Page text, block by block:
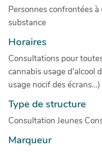
Personnes confrontées
substance
Horaires
Consultations pour
cannabis usage d'alcool
usage nocif des écrans...)
Type de structure
Consultation Jeunes
Marqueur